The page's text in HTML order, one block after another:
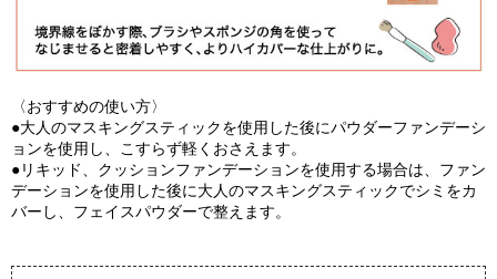
〈おすすめの使い方〉
●大人のマスキングスティックを使用した後にパウダーファンデーシ
ョンを使用し、こすらず軽くおさえます。
●リキッド、クッションファンデーションを使用する場合は、ファン
デーションを使用した後に大人のマスキングスティックでシミをカ
バーし、フェイスパウダーで整えます。